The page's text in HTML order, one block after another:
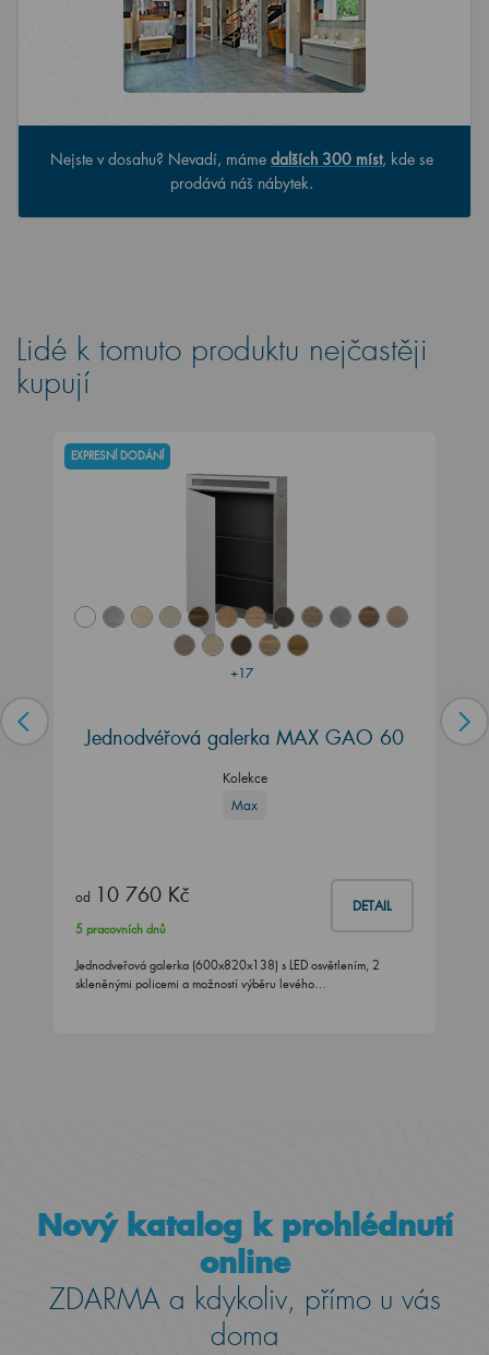
Nejste v dosahu? Nevadí, máme dalších 300 míst, kde se
prodává náš nábytek.
Lidé k tomuto produktu nejčastěji
kupují
+17
EXPRESNÍ DODÁNÍ
Jednodvéřová galerka MAX GAO 60
Kolekce
Max
od 10 760 Kč DETAIL
5 pracovních dnů
Jednodveřová galerka (600x820x138) s LED osvětlením, 2
skleněnými policemi a možností výběru levého…
Nový katalog k prohlédnutí
online
ZDARMA a kdykoliv, přímo u vás
doma